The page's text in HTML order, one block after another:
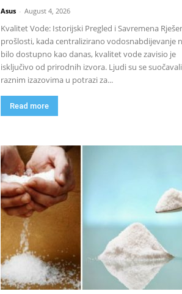
Asus - August 4, 2026
Kvalitet Vode: Istorijski Pregled i Savremena
prošlosti, kada centralizirano vodosnabdijevanje
bilo dostupno kao danas, kvalitet vode zavisio je
isključivo od prirodnih izvora. Ljudi su se
raznim izazovima u potrazi za...
Read more